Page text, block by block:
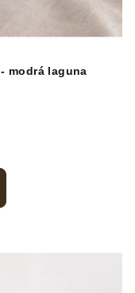
Glazura BLS 928 Blue Lagoon - modrá laguna